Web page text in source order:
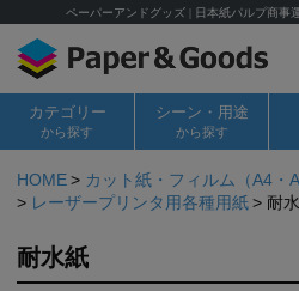
ペーパーアンドグッズ | 日本紙パルプ商事
カテゴリー
から探す
シーン・用途
から探す
HOME
カット紙・フィルム（A4・
レーザープリンタ用各種用紙
耐
耐水紙